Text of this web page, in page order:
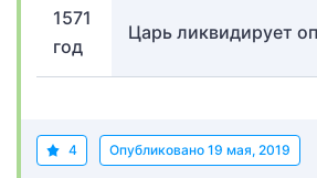
1571
год
Царь ликвидирует
4 Опубликовано 19 мая, 2019